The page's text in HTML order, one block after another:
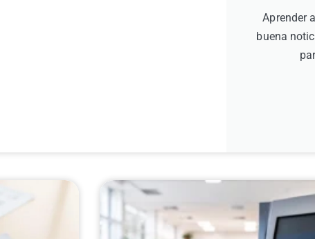
Aprender
buena